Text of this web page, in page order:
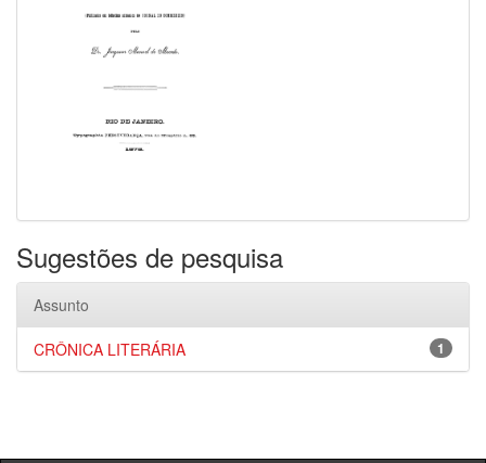
Sugestões de pesquisa
Assunto
1
CRÔNICA LITERÁRIA